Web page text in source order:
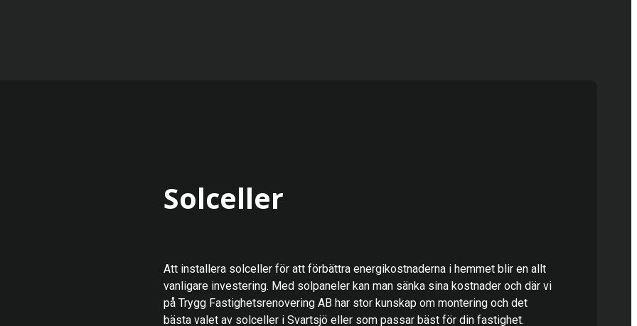
Solceller
Att installera solceller för att förbättra energikostnaderna i hemmet blir en allt
vanligare investering. Med solpaneler kan man sänka sina kostnader och där vi
på Trygg Fastighetsrenovering AB har stor kunskap om montering och det
bästa valet av solceller i Svartsjö eller som passar bäst för din fastighet.